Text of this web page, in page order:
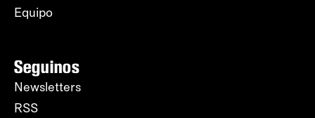
Equipo
Seguinos
Newsletters
RSS